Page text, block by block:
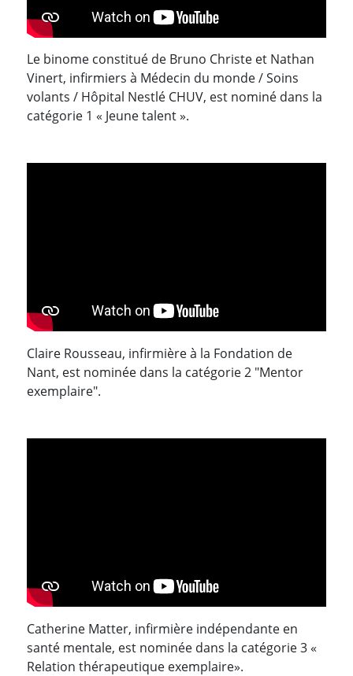
Le binome constitué de Bruno Christe et Nathan
Vinert, infirmiers à Médecin du monde / Soins
volants / Hôpital Nestlé CHUV, est nominé dans la
catégorie 1 « Jeune talent ».
Claire Rousseau, infirmière à la Fondation de
Nant, est nominée dans la catégorie 2 "Mentor
exemplaire".
Catherine Matter, infirmière indépendante en
santé mentale, est nominée dans la catégorie 3 «
Relation thérapeutique exemplaire».